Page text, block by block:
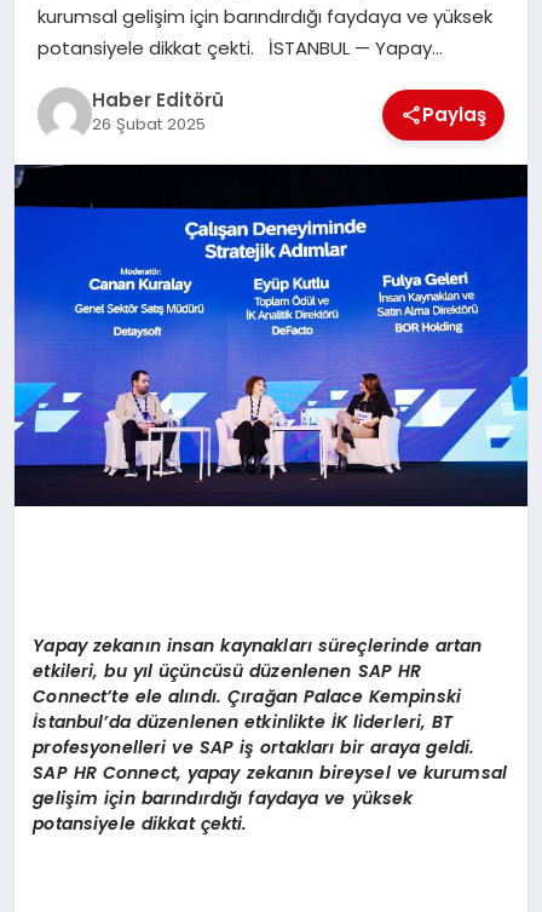
YAŞAM
kurumsal gelişim için barındırdığı faydaya ve yüksek
potansiyele dikkat çekti. İSTANBUL — Yapay…
Haber Editörü
26 Şubat 2025 Paylaş
Yapay zekanın insan kaynakları süreçlerinde artan
etkileri, bu yıl üçüncüsü düzenlenen SAP HR
Connect’te ele alındı. Çırağan Palace Kempinski
İstanbul’da düzenlenen etkinlikte İK liderleri, BT
profesyonelleri ve SAP iş ortakları bir araya geldi.
SAP HR Connect, yapay zekanın bireysel ve kurumsal
gelişim için barındırdığı faydaya ve yüksek
potansiyele dikkat çekti.